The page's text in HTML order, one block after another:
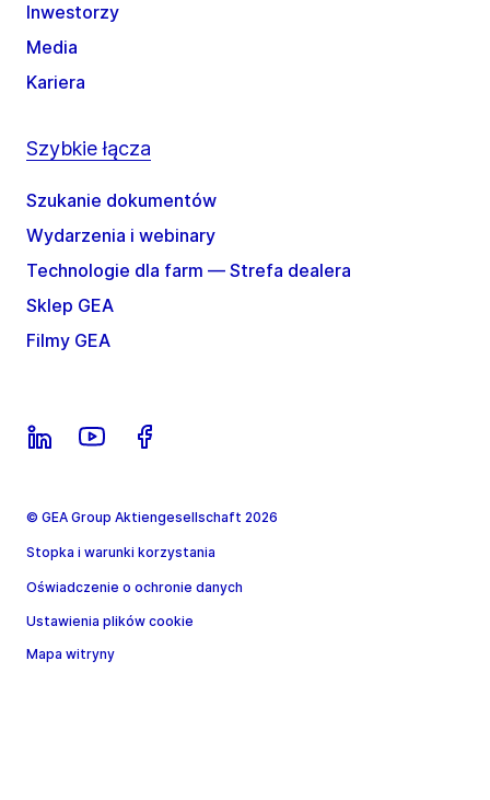
Inwestorzy
Media
Kariera
Szybkie łącza
Szukanie dokumentów
Wydarzenia i webinary
Technologie dla farm — Strefa dealera
Sklep GEA
Filmy GEA
© GEA Group Aktiengesellschaft 2026
Stopka i warunki korzystania
Oświadczenie o ochronie danych
Ustawienia plików cookie
Mapa witryny